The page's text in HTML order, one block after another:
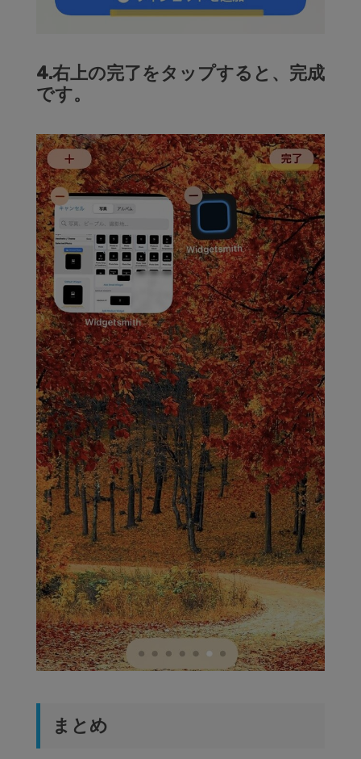
4.右上の完了をタップすると、完成
です。
まとめ